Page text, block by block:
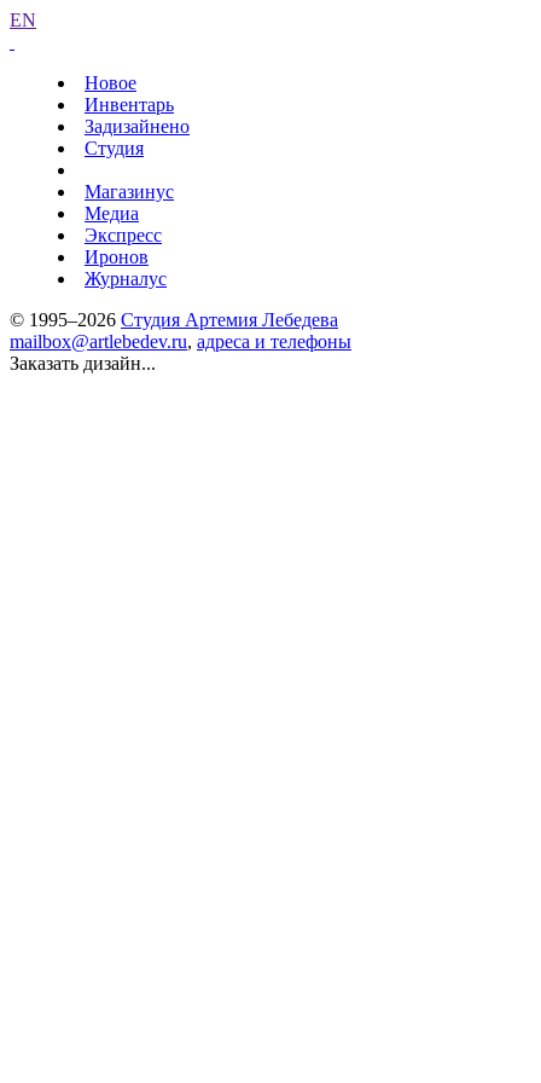
EN
Новое
Инвентарь
Задизайнено
Студия
Магазинус
Медиа
Экспресс
Иронов
Журналус
© 1995–2026 Студия Артемия Лебедева
mailbox@artlebedev.ru, адреса и телефоны
Заказать дизайн...